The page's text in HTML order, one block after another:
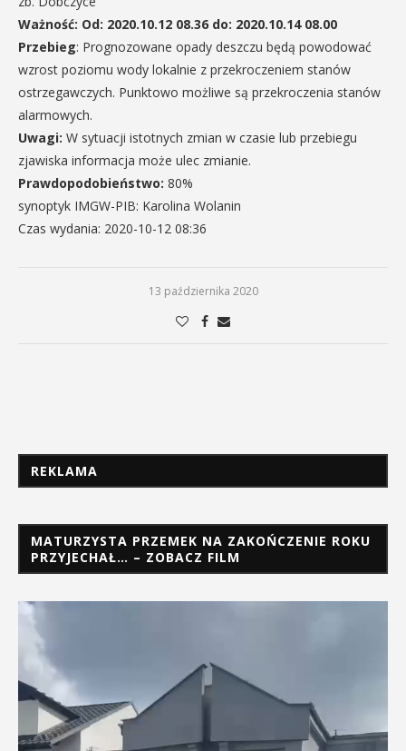
Ważność: Od: 2020.10.12 08.36 do: 2020.10.14 08.00
Przebieg: Prognozowane opady deszczu będą powodować
wzrost poziomu wody lokalnie z przekroczeniem stanów
ostrzegawczych. Punktowo możliwe są przekroczenia stanów
alarmowych.
Uwagi: W sytuacji istotnych zmian w czasie lub przebiegu
zjawiska informacja może ulec zmianie.
Prawdopodobieństwo: 80%
synoptyk IMGW-PIB: Karolina Wolanin
Czas wydania: 2020-10-12 08:36
13 października 2020
REKLAMA
MATURZYSTA PRZEMEK NA ZAKOŃCZENIE ROKU
PRZYJECHAŁ… – ZOBACZ FILM
Odtwarzacz